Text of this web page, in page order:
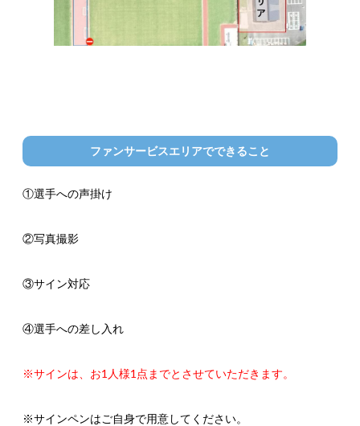
ファンサービスエリアでできること
①選手への声掛け
②写真撮影
③サイン対応
④選手への差し入れ
※サインは、お1人様1点までとさせていただきます。
※サインペンはご自身で用意してください。